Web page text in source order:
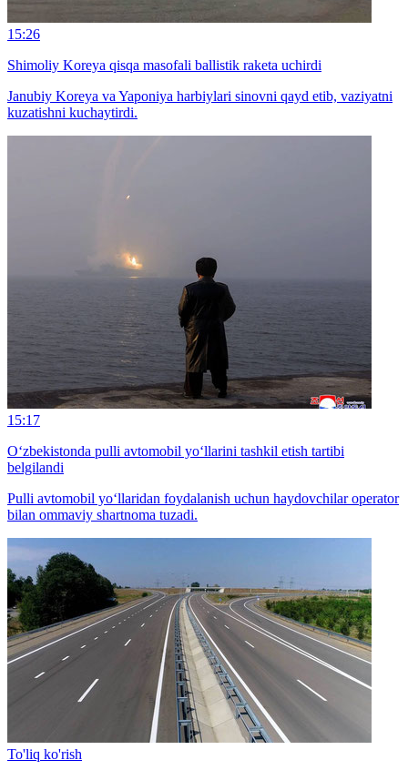
15:26
Shimoliy Koreya qisqa masofali ballistik raketa uchirdi
Janubiy Koreya va Yaponiya harbiylari sinovni qayd etib, vaziyatni
kuzatishni kuchaytirdi.
15:17
O‘zbekistonda pulli avtomobil yo‘llarini tashkil etish tartibi
belgilandi
Pulli avtomobil yo‘llaridan foydalanish uchun haydovchilar operator
bilan ommaviy shartnoma tuzadi.
To'liq ko'rish